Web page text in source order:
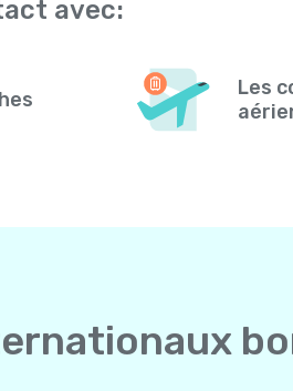
avec:
Les